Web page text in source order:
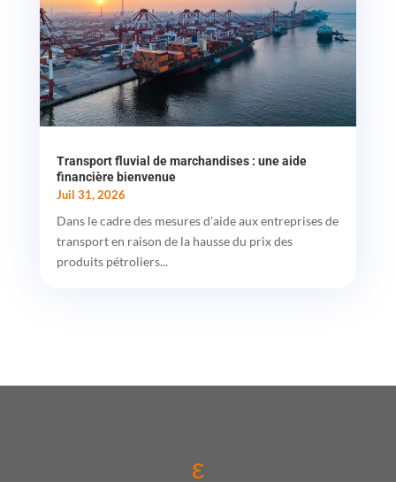
Transport fluvial de marchandises : une aide
financière bienvenue
Juil 31, 2026
Dans le cadre des mesures d'aide aux entreprises de
transport en raison de la hausse du prix des
produits pétroliers...
ε